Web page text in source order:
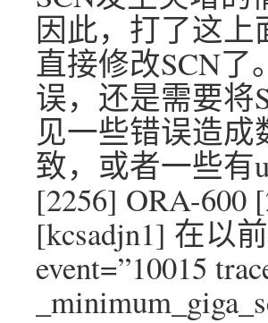
因此，打了这
直接修改SCN
误，还是需要将
见一些错误造成
致，或者一些有
[2256] ORA-600
[kcsadjn1] 在以
event=”10015